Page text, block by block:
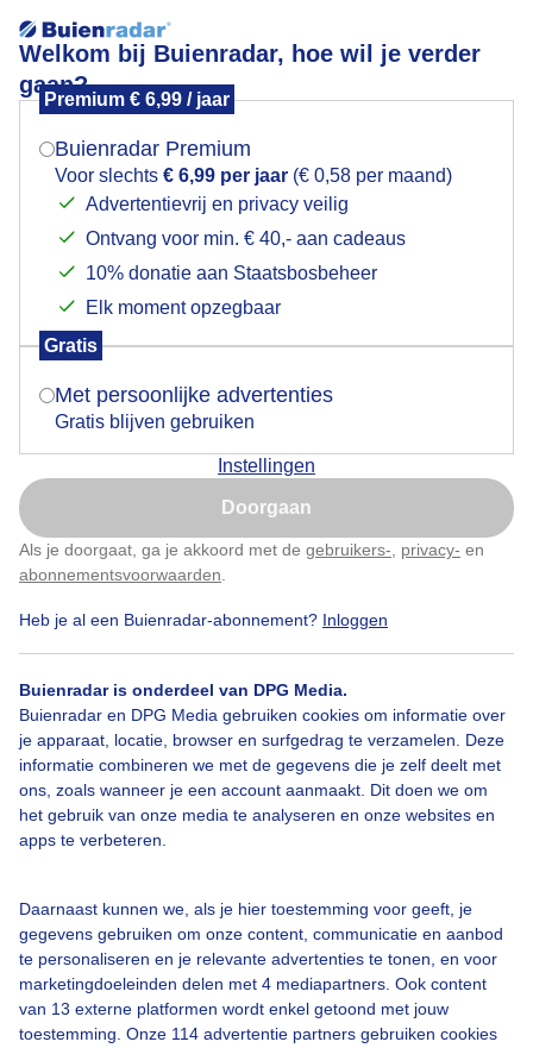
Welkom bij Buienradar, hoe wil je verder
gaan?
Premium € 6,99 / jaar
Buienradar Premium
Voor slechts € 6,99 per jaar (€ 0,58 per maand)
Advertentievrij en privacy veilig
Ontvang voor min. € 40,- aan cadeaus
10% donatie aan Staatsbosbeheer
Elk moment opzegbaar
Gratis
Met persoonlijke advertenties
Gratis blijven gebruiken
Instellingen
Doorgaan
Als je doorgaat, ga je akkoord met de gebruikers- privacy- en
abonnementsvoorwaarden
Heb je al een Buienradar-abonnement? Inloggen
Buienradar is onderdeel van DPG Media.
Buienradar en DPG Media gebruiken cookies om informatie over
je apparaat, locatie, browser en surfgedrag te verzamelen. Deze
informatie combineren we met de gegevens die je zelf deelt met
ons, zoals wanneer je een account aanmaakt. Dit doen we om
het gebruik van onze media te analyseren en onze websites en
apps te verbeteren.
Daarnaast kunnen we, als je hier toestemming voor geeft, je
gegevens gebruiken om onze content, communicatie en aanbod
te personaliseren en je relevante advertenties te tonen, en voor
marketingdoeleinden delen met 4 mediapartners. Ook content
van 13 externe platformen wordt enkel getoond met jouw
toestemming. Onze 114 advertentie partners gebruiken cookies
Watergeven hoeft even niet... Zojuist in Blaricum.
Door: Chris Meewis Gemaakt: 09-06-2026, 35x bekeken
Bekijk slideshow
Mogen we je locatie gebruiken voor het
Indien je hier nog geen akkoord op hebt gegeven,
verschijnt er zo een pop-up uit je browser waarin
Is goed, toon de popup
Nu niet, misschien later
Klik hierom dit aan te passen